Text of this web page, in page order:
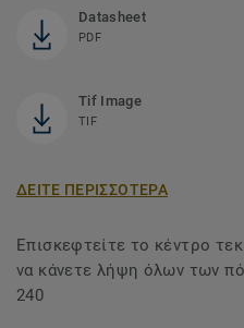
Datasheet
PDF
Tif Image
TIF
ΔΕΙΤΕ ΠΕΡΙΣΣΟΤΕΡΑ
Επισκεφτείτε το κέντρο
να κάνετε λήψη όλων των
240